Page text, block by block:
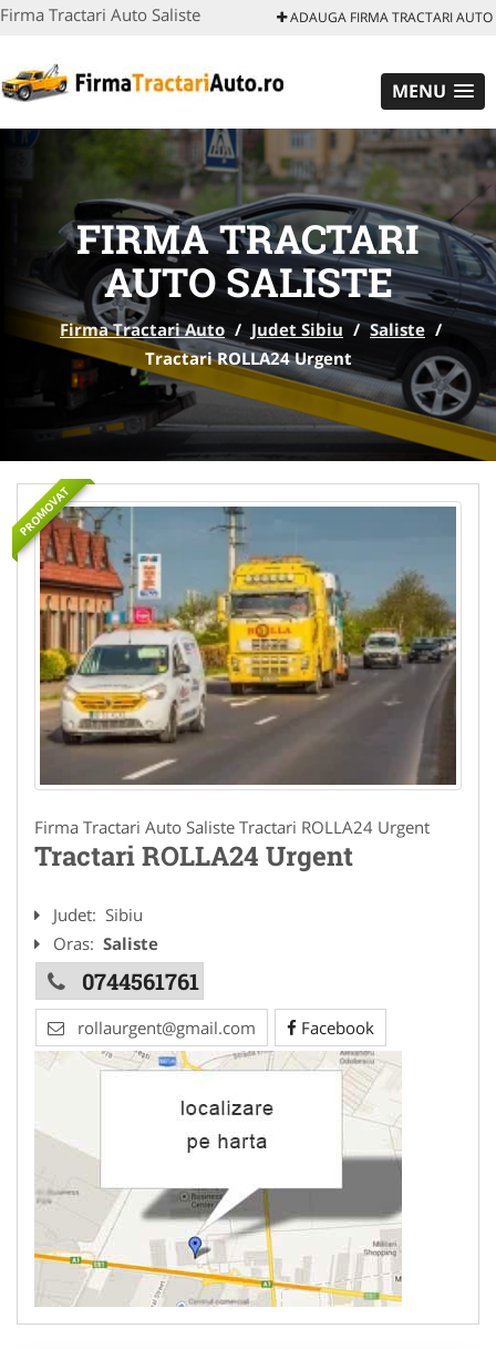
Firma Tractari Auto Saliste ADAUGA FIRMA TRACTARI AUTO
MENU
FIRMA TRACTARI
AUTO SALISTE
Firma Tractari Auto / Judet Sibiu / Saliste /
Tractari ROLLA24 Urgent
PROMOVAT
Firma Tractari Auto Saliste Tractari ROLLA24 Urgent
Tractari ROLLA24 Urgent
Judet: Sibiu
Oras: Saliste
0744561761
rollaurgent@gmail.com Facebook